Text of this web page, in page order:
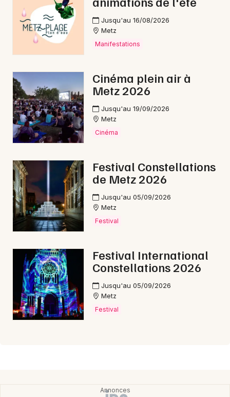
Jusqu'au 16/08/2026
Metz
Manifestations
Cinéma plein air à
Metz 2026
Jusqu'au 19/09/2026
Metz
Cinéma
Festival Constellations
de Metz 2026
Jusqu'au 05/09/2026
Metz
Festival
Festival International
Constellations 2026
Jusqu'au 05/09/2026
Metz
Festival